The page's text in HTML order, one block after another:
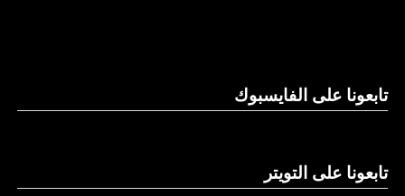
تابعونا على الفايسبوك
تابعونا على التويتر